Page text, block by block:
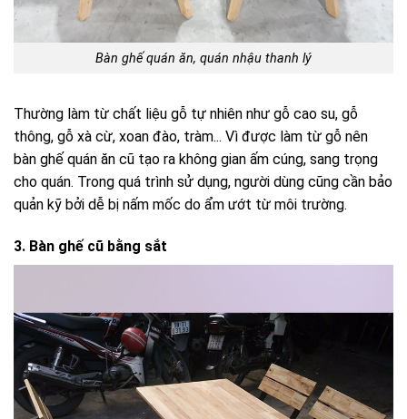
Bàn ghế quán ăn, quán nhậu thanh lý
Thường làm từ chất liệu gỗ tự nhiên như gỗ cao su, gỗ
thông, gỗ xà cừ, xoan đào, tràm... Vì được làm từ gỗ nên
bàn ghế quán ăn cũ tạo ra không gian ấm cúng, sang trọng
cho quán. Trong quá trình sử dụng, người dùng cũng cần bảo
quản kỹ bởi dễ bị nấm mốc do ẩm ướt từ môi trường.
3. Bàn ghế cũ bằng sắt